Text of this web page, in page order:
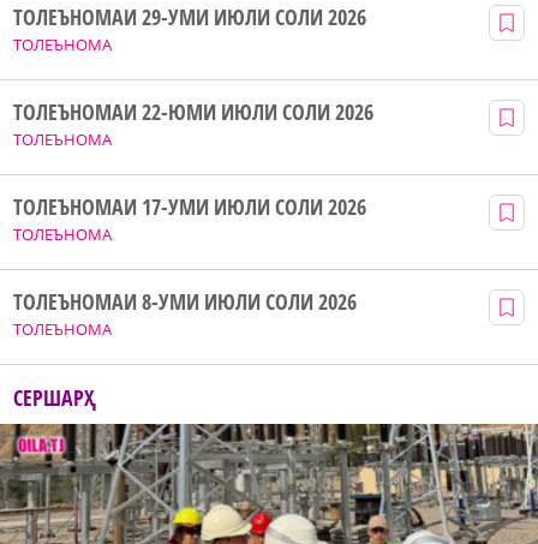
ТОЛЕЪНОМА
ТОЛЕЪНОМАИ 29-УМИ ИЮЛИ СОЛИ 2026
ТОЛЕЪНОМА
ТОЛЕЪНОМАИ 22-ЮМИ ИЮЛИ СОЛИ 2026
ТОЛЕЪНОМА
ТОЛЕЪНОМАИ 17-УМИ ИЮЛИ СОЛИ 2026
ТОЛЕЪНОМА
ТОЛЕЪНОМАИ 8-УМИ ИЮЛИ СОЛИ 2026
СЕРШАРҲ